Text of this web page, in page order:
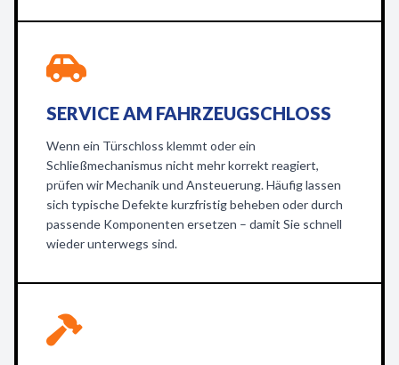
SERVICE AM FAHRZEUGSCHLOSS
Wenn ein Türschloss klemmt oder ein
Schließmechanismus nicht mehr korrekt reagiert,
prüfen wir Mechanik und Ansteuerung. Häufig lassen
sich typische Defekte kurzfristig beheben oder durch
passende Komponenten ersetzen – damit Sie schnell
wieder unterwegs sind.